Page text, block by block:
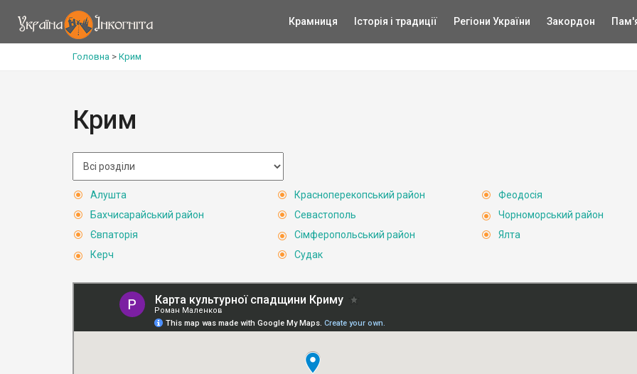
Крамниця Історія і традиції Регіони України Закордон
Головна > Крим
Крим
Алушта
Бахчисарайський район
Євпаторія
Керч
Красноперекопський район
Севастополь
Сімферопольський район
Судак
Феодосія
Чорноморський район
Ялта